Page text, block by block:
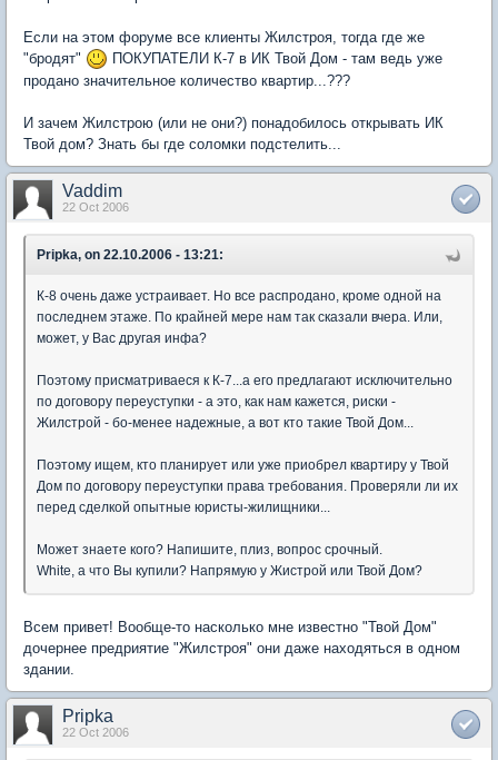
Если на этом форуме все клиенты Жилстроя, тогда где же
"бродят"
ПОКУПАТЕЛИ К-7 в ИК Твой Дом - там ведь уже
продано значительное количество квартир...???
И зачем Жилстрою (или не они?) понадобилось открывать ИК
Твой дом? Знать бы где соломки подстелить...
Vaddim
22 Oct 2006
Pripka, on 22.10.2006 - 13:21:
К-8 очень даже устраивает. Но все распродано, кроме одной на
последнем этаже. По крайней мере нам так сказали вчера. Или,
может, у Вас другая инфа?
Поэтому присматриваеся к К-7...а его предлагают исключительно
по договору переуступки - а это, как нам кажется, риски -
Жилстрой - бо-менее надежные, а вот кто такие Твой Дом...
Поэтому ищем, кто планирует или уже приобрел квартиру у Твой
Дом по договору переуступки права требования. Проверяли ли их
перед сделкой опытные юристы-жилищники...
Может знаете кого? Напишите, плиз, вопрос срочный.
White, а что Вы купили? Напрямую у Жистрой или Твой Дом?
Всем привет! Вообще-то насколько мне известно "Твой Дом"
дочернее предриятие "Жилстроя" они даже находяться в одном
здании.
Pripka
22 Oct 2006